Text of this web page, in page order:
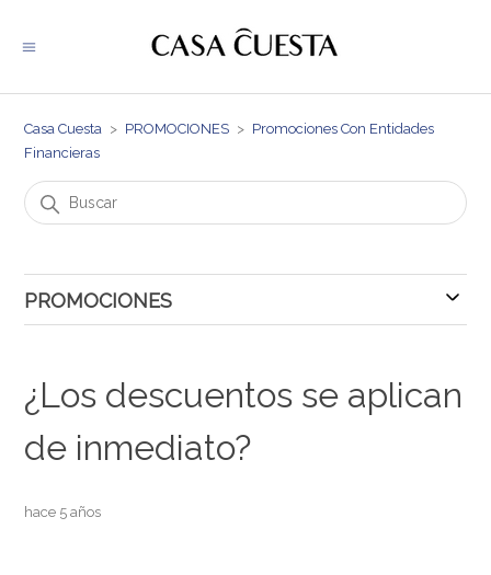
Casa Cuesta PROMOCIONES
Promociones Con Entidades
Financieras
PROMOCIONES
¿Los descuentos se aplican
de inmediato?
hace 5 años